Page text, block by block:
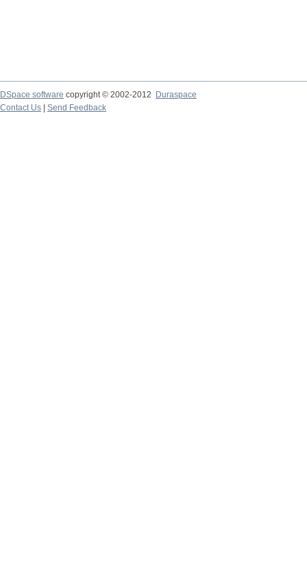
DSpace software copyright © 2002-2012
Duraspace
Contact Us
Send Feedback